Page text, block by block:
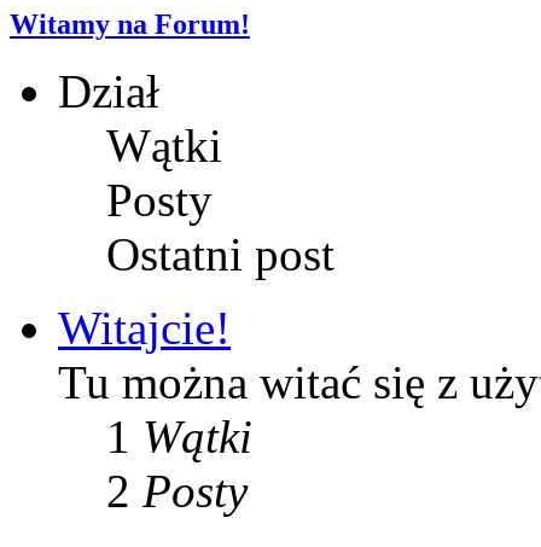
Witamy na Forum!
Dział
Wątki
Posty
Ostatni post
Witajcie!
Tu można witać się z
1 Wątki
2 Posty